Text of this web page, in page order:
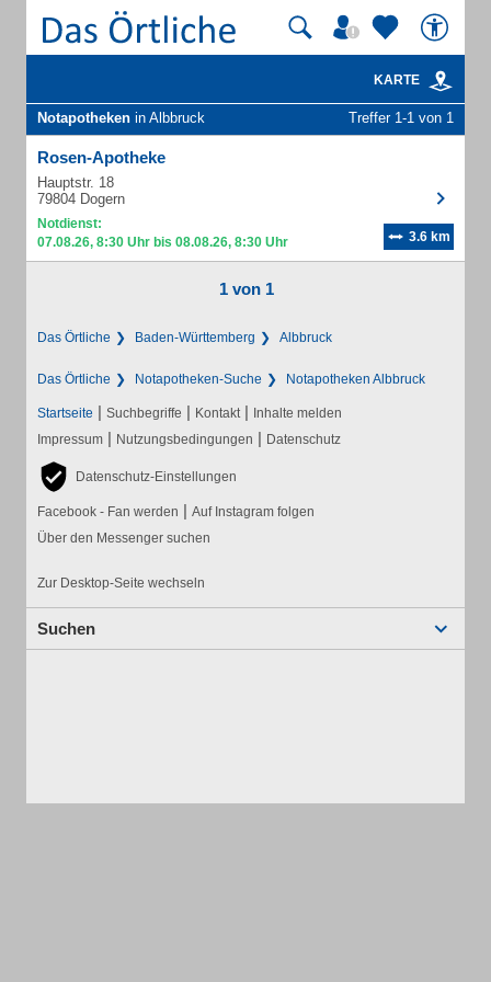
KARTE
Notapotheken in Albbruck Treffer 1-1 von 1
Rosen-Apotheke
Hauptstr. 18
79804 Dogern
Notdienst:
07.08.26, 8:30 Uhr bis 08.08.26, 8:30 Uhr
3.6 km
1 von 1
Das Örtliche Baden-Württemberg Albbruck
Das Örtliche Notapotheken-Suche Notapotheken Albbruck
Startseite | Suchbegriffe | Kontakt | Inhalte melden
Impressum | Nutzungsbedingungen | Datenschutz
Datenschutz-Einstellungen
Facebook - Fan werden | Auf Instagram folgen
Über den Messenger suchen
Zur Desktop-Seite wechseln
Suchen